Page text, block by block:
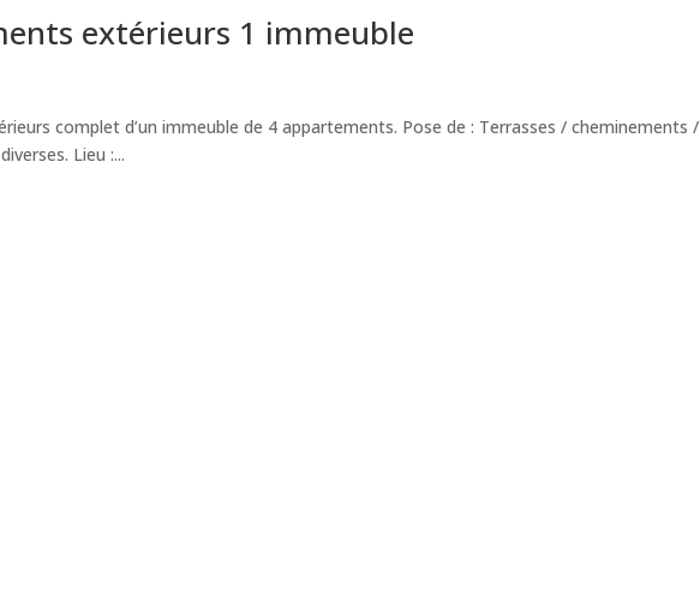
extérieurs 1 immeuble
complet d’un immeuble de 4 appartements. Pose de : Terrasses / cheminements /
Lieu :...